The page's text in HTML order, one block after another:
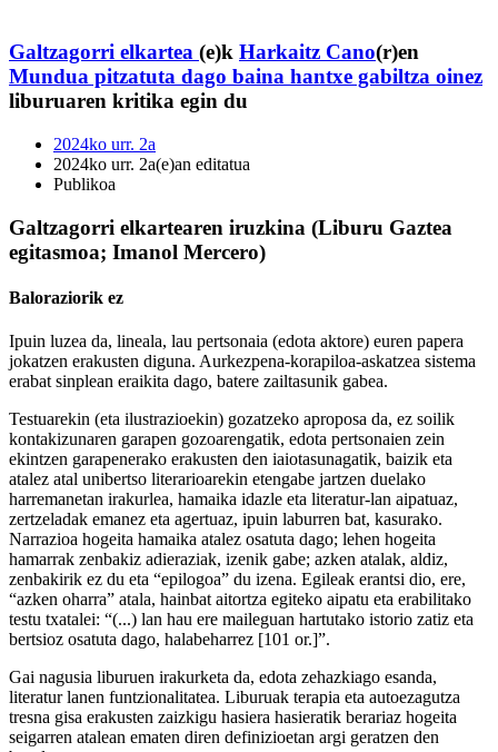
Galtzagorri elkartea (e)k Harkaitz Cano(r)en
Mundua pitzatuta dago baina hantxe gabiltza oinez
liburuaren kritika egin du
2024ko urr. 2a
2024ko urr. 2a(e)an editatua
Publikoa
Galtzagorri elkartearen iruzkina (Liburu Gaztea
egitasmoa; Imanol Mercero)
Baloraziorik ez
Ipuin luzea da, lineala, lau pertsonaia (edota aktore) euren papera
jokatzen erakusten diguna. Aurkezpena-korapiloa-askatzea sistema
erabat sinplean eraikita dago, batere zailtasunik gabea.
Testuarekin (eta ilustrazioekin) gozatzeko aproposa da, ez soilik
kontakizunaren garapen gozoarengatik, edota pertsonaien zein
ekintzen garapenerako erakusten den iaiotasunagatik, baizik eta
atalez atal unibertso literarioarekin etengabe jartzen duelako
harremanetan irakurlea, hamaika idazle eta literatur-lan aipatuaz,
zertzeladak emanez eta agertuaz, ipuin laburren bat, kasurako.
Narrazioa hogeita hamaika atalez osatuta dago; lehen hogeita
hamarrak zenbakiz adieraziak, izenik gabe; azken atalak, aldiz,
zenbakirik ez du eta “epilogoa” du izena. Egileak erantsi dio, ere,
“azken oharra” atala, hainbat aitortza egiteko aipatu eta erabilitako
testu txatalei: “(...) lan hau ere maileguan hartutako istorio zatiz eta
bertsioz osatuta dago, halabeharrez [101 or.]”.
Gai nagusia liburuen irakurketa da, edota zehazkiago esanda,
literatur lanen funtzionalitatea. Liburuak terapia eta autoezagutza
tresna gisa erakusten zaizkigu hasiera hasieratik berariaz hogeita
seigarren atalean ematen diren definizioetan argi geratzen den